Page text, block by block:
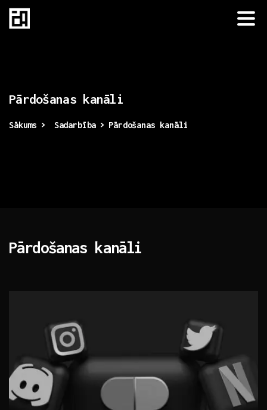
Pārdošanas kanāli
Sākums Sadarbība Pārdošanas kanāli
Pārdošanas kanāli